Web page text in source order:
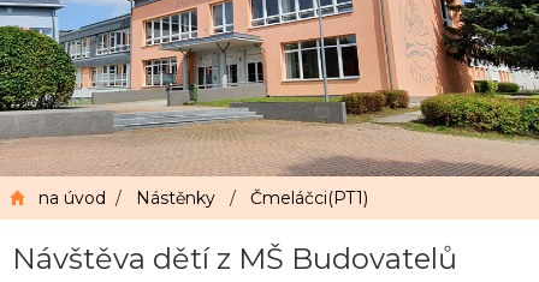
na úvod / Nástěnky / Čmeláčci(PT1)
Návštěva dětí z MŠ Budovatelů